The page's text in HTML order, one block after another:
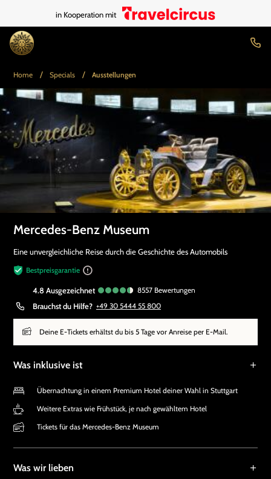
in Kooperation mit
Home / Specials / Ausstellungen
Mercedes-Benz Museum
Eine unvergleichliche Reise durch die Geschichte des Automobils
Bestpreisgarantie
4.8 ausgezeichnet 8557 Bewertungen
Brauchst du Hilfe? +49 30 5444 55 800
Deine E-Tickets erhältst du bis 5 Tage vor Anreise per E-Mail.
Was inklusive ist
Übernachtung in einem Premium Hotel deiner Wahl in Stuttgart
Weitere Extras wie Frühstück, je nach gewähltem Hotel
Tickets für das Mercedes-Benz Museum
Was wir lieben